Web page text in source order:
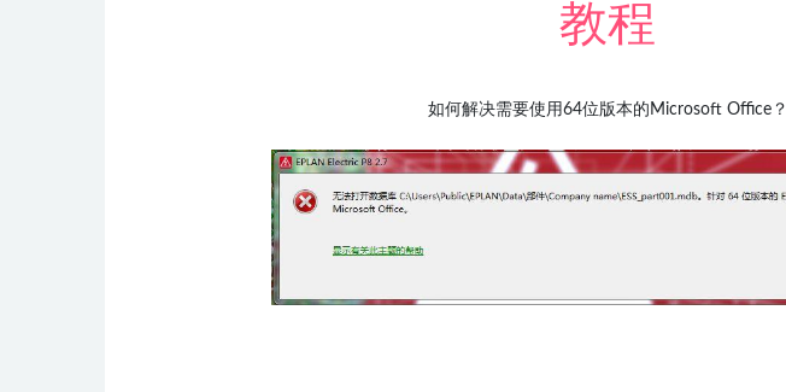
教程
如何解决需要使用64位版本的Microsoft Office？